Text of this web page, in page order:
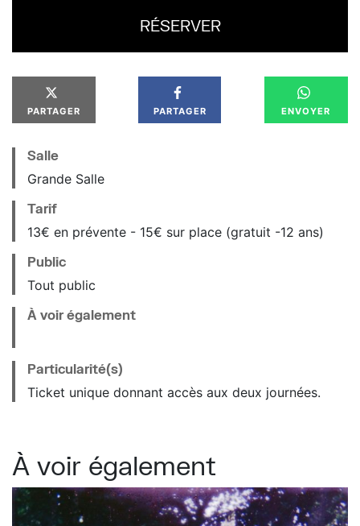
RÉSERVER
PARTAGER PARTAGER ENVOYER
Salle
Grande Salle
Tarif
13€ en prévente - 15€ sur place (gratuit -12 ans)
Public
Tout public
À voir également
Particularité(s)
Ticket unique donnant accès aux deux journées.
À voir également